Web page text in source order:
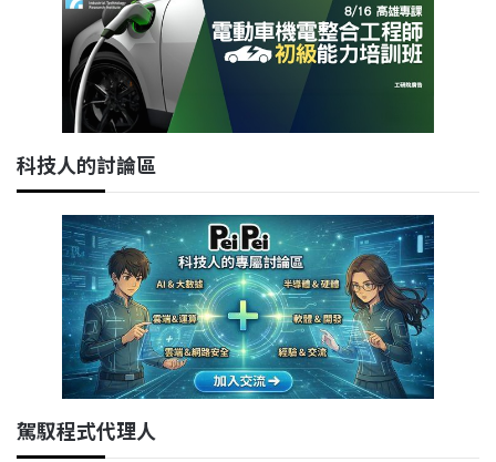
科技人的討論區
駕馭程式代理人